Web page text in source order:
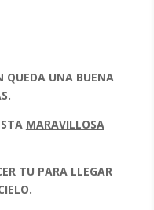
QUEDA UNA BUENA
MARAVILLOSA
TU PARA LLEGAR